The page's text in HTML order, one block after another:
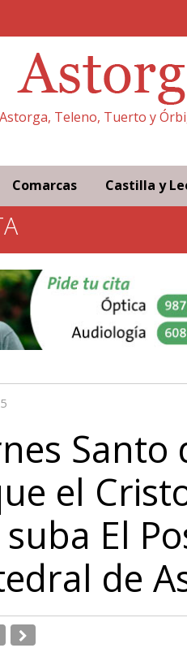
Teleno, Tuerto y
Comarcas Castilla y
el
El
de